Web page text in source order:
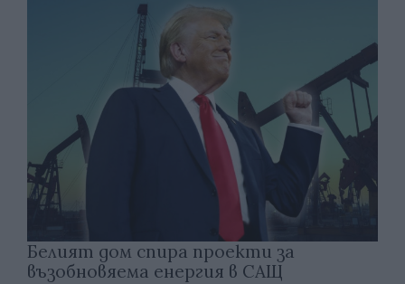
Белият дом спира проекти за
възобновяема енергия в САЩ